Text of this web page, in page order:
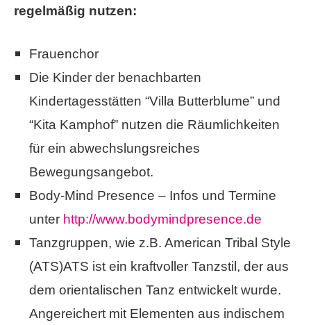
regelmäßig nutzen:
Frauenchor
Die Kinder der benachbarten
Kindertagesstätten “Villa Butterblume” und
“Kita Kamphof” nutzen die Räumlichkeiten
für ein abwechslungsreiches
Bewegungsangebot.
Body-Mind Presence – Infos und Termine
unter http://www.bodymindpresence.de
Tanzgruppen, wie z.B. American Tribal Style
(ATS)ATS ist ein kraftvoller Tanzstil, der aus
dem orientalischen Tanz entwickelt wurde.
Angereichert mit Elementen aus indischem